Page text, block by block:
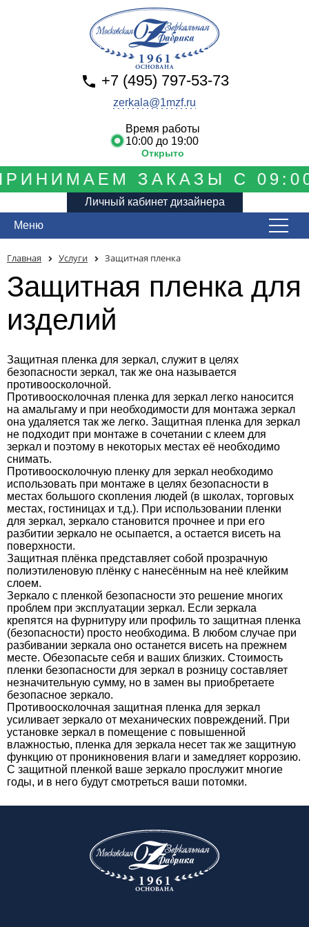
ЗАКАЗЫ С
Личный кабинет дизайнера
Время работы
10:00 до 19:00
Открыто
+7 (495) 797-53-73
zerkala@1mzf.ru
Меню
Главная Услуги Защитная пленка
Защитная пленка для
изделий
Защитная пленка для зеркал, служит в целях
безопасности зеркал, так же она называется
противоосколочной.
Противоосколочная пленка для зеркал легко наносится
на амальгаму и при необходимости для монтажа зеркал
она удаляется так же легко. Защитная пленка для зеркал
не подходит при монтаже в сочетании с клеем для
зеркал и поэтому в некоторых местах её необходимо
снимать.
Противоосколочную пленку для зеркал необходимо
использовать при монтаже в целях безопасности в
местах большого скопления людей (в школах, торговых
местах, гостиницах и т.д.). При использовании пленки
для зеркал, зеркало становится прочнее и при его
разбитии зеркало не осыпается, а остается висеть на
поверхности.
Защитная плёнка представляет собой прозрачную
полиэтиленовую плёнку с нанесённым на неё клейким
слоем.
Зеркало с пленкой безопасности это решение многих
проблем при эксплуатации зеркал. Если зеркала
крепятся на фурнитуру или профиль то защитная пленка
(безопасности) просто необходима. В любом случае при
разбивании зеркала оно останется висеть на прежнем
месте. Обезопасьте себя и ваших близких. Стоимость
пленки безопасности для зеркал в розницу составляет
незначительную сумму, но в замен вы приобретаете
безопасное зеркало.
Противоосколочная защитная пленка для зеркал
усиливает зеркало от механических повреждений. При
установке зеркал в помещение с повышенной
влажностью, пленка для зеркала несет так же защитную
функцию от проникновения влаги и замедляет коррозию.
С защитной пленкой ваше зеркало прослужит многие
годы, и в него будут смотреться ваши потомки.